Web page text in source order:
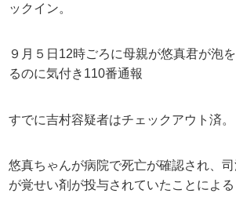
ックイン。
９月５日12時ごろに母親が悠真君が泡
るのに気付き110番通報
すでに吉村容疑者はチェックアウト済。
悠真ちゃんが病院で死亡が確認され、
が覚せい剤が投与されていたことによる